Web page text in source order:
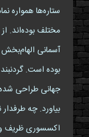
ستاره‌ها همواره
مختلف بوده‌اند.
آسمانی
جهانی طراحی شده
بیاورد. چه
اکسسوری ظریف و